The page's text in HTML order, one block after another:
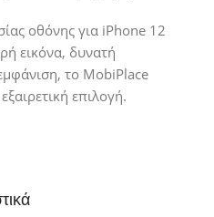
οθόνης για iPhone 12
εικόνα, δυνατή
το MobiPlace
επιλογή.